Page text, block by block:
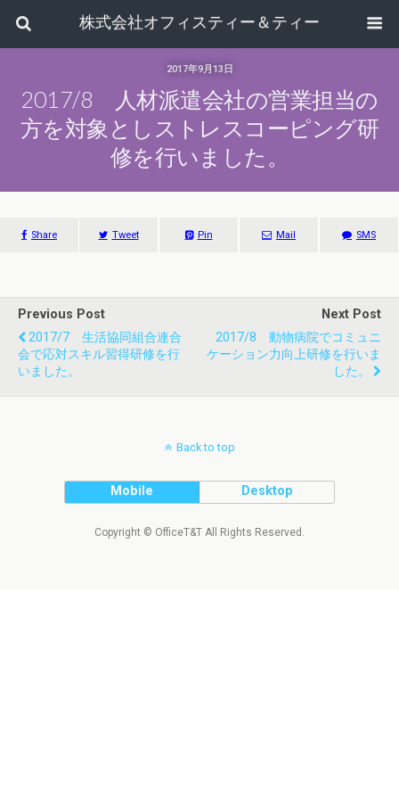
株式会社オフィスティー＆ティー
2017年9月13日
2017/8 人材派遣会社の営業担当の
方を対象としストレスコーピング研
修を行いました。
Share Tweet Pin Mail SMS
Previous Post
2017/7 生活協同組合連合
会で応対スキル習得研修を行
いました。
Next Post
2017/8 動物病院でコミュニ
ケーション力向上研修を行いま
した。
Back to top
Mobile Desktop
Copyright © OfficeT&T All Rights Reserved.